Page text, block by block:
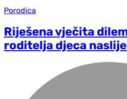
Porodica
Riješena vječita
roditelja djeca